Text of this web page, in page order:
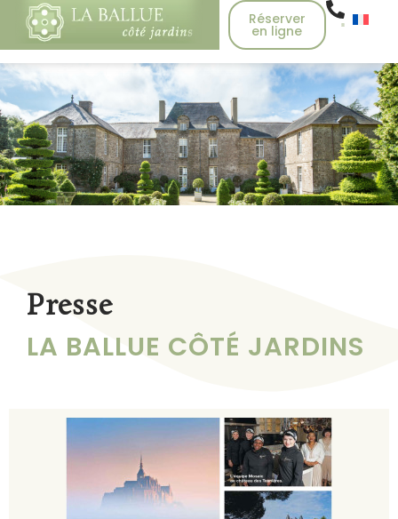
Réserver
en ligne
Presse
LA BALLUE CÔTÉ JARDINS